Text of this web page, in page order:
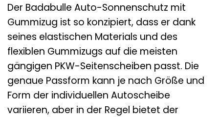
Der Badabulle Auto-Sonnenschutz mit
Gummizug ist so konzipiert, dass er dank
seines elastischen Materials und des
flexiblen Gummizugs auf die meisten
gängigen PKW-Seitenscheiben passt. Die
genaue Passform kann je nach Größe und
Form der individuellen Autoscheibe
variieren, aber in der Regel bietet der